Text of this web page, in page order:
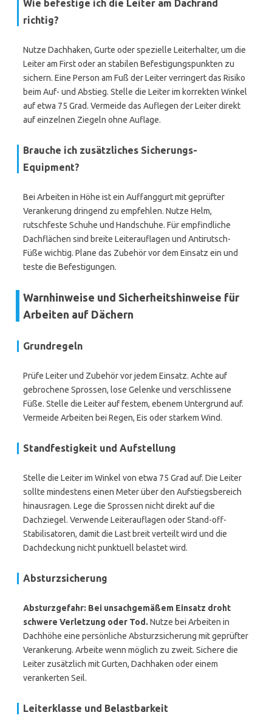
Wie befestige ich die Leiter am Dachrand
richtig?
Nutze Dachhaken, Gurte oder spezielle Leiterhalter, um die
Leiter am First oder an stabilen Befestigungspunkten zu
sichern. Eine Person am Fuß der Leiter verringert das Risiko
beim Auf- und Abstieg. Stelle die Leiter im korrekten Winkel
auf etwa 75 Grad. Vermeide das Auflegen der Leiter direkt
auf einzelnen Ziegeln ohne Auflage.
Brauche ich zusätzliches Sicherungs-
Equipment?
Bei Arbeiten in Höhe ist ein Auffanggurt mit geprüfter
Verankerung dringend zu empfehlen. Nutze Helm,
rutschfeste Schuhe und Handschuhe. Für empfindliche
Dachflächen sind breite Leiterauflagen und Antirutsch-
Füße wichtig. Plane das Zubehör vor dem Einsatz ein und
teste die Befestigungen.
Warnhinweise und Sicherheitshinweise für
Arbeiten auf Dächern
Grundregeln
Prüfe Leiter und Zubehör vor jedem Einsatz. Achte auf
gebrochene Sprossen, lose Gelenke und verschlissene
Füße. Stelle die Leiter auf festem, ebenem Untergrund auf.
Vermeide Arbeiten bei Regen, Eis oder starkem Wind.
Standfestigkeit und Aufstellung
Stelle die Leiter im Winkel von etwa 75 Grad auf. Die Leiter
sollte mindestens einen Meter über den Aufstiegsbereich
hinausragen. Lege die Sprossen nicht direkt auf die
Dachziegel. Verwende Leiterauflagen oder Stand-off-
Stabilisatoren, damit die Last breit verteilt wird und die
Dachdeckung nicht punktuell belastet wird.
Absturzsicherung
Absturzgefahr: Bei unsachgemäßem Einsatz droht
schwere Verletzung oder Tod. Nutze bei Arbeiten in
Dachhöhe eine persönliche Absturzsicherung mit geprüfter
Verankerung. Arbeite wenn möglich zu zweit. Sichere die
Leiter zusätzlich mit Gurten, Dachhaken oder einem
verankerten Seil.
Leiterklasse und Belastbarkeit